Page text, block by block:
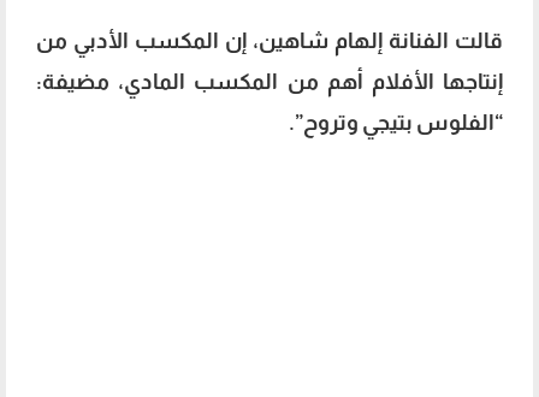
قالت الفنانة إلهام شاهين، إن المكسب الأدبي من
إنتاجها الأفلام أهم من المكسب المادي، مضيفة:
“الفلوس بتيجي وتروح”.